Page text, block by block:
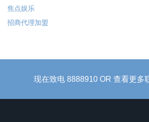
焦点娱乐
招商代理加盟
现在致电 8888910 OR 查看更多